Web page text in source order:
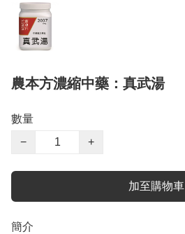
農本方濃縮中藥：真武湯
數量
−
+
加至購物車
簡介